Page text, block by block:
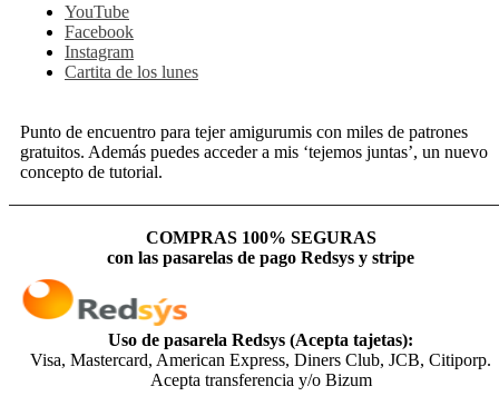
YouTube
Facebook
Instagram
Cartita de los lunes
Punto de encuentro para tejer amigurumis con miles de patrones
gratuitos. Además puedes acceder a mis ‘tejemos juntas’, un nuevo
concepto de tutorial.
COMPRAS 100% SEGURAS
con las pasarelas de pago Redsys y stripe
Uso de pasarela Redsys (Acepta tajetas):
Visa, Mastercard, American Express, Diners Club, JCB, Citiporp.
Acepta transferencia y/o Bizum